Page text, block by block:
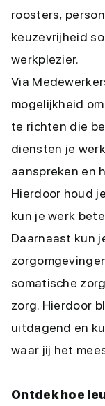
roosters,
keuzevrijheid
werkplezier.
Via
mogelijkheid
te richten die
diensten je
aanspreken en
Hierdoor houd
kun je werk
Daarnaast kun
somatische
zorg. Hierdoor
uitdagend en
waar jij het
Ontdek hoe